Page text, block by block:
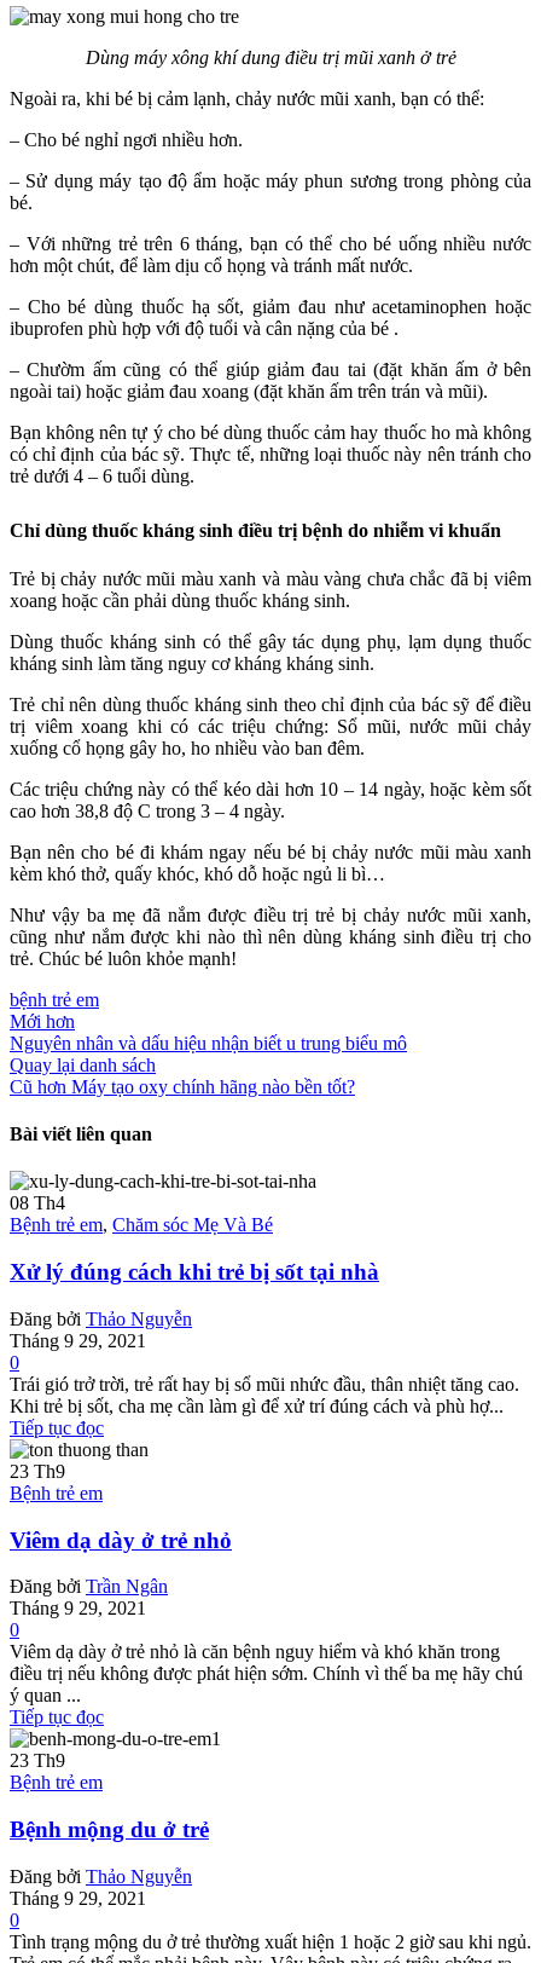
Dùng máy xông khí dung điều trị mũi xanh ở trẻ
Ngoài ra, khi bé bị cảm lạnh, chảy nước mũi xanh, bạn có thể:
– Cho bé nghỉ ngơi nhiều hơn.
– Sử dụng máy tạo độ ẩm hoặc máy phun sương trong phòng của
bé.
– Với những trẻ trên 6 tháng, bạn có thể cho bé uống nhiều nước
hơn một chút, để làm dịu cổ họng và tránh mất nước.
– Cho bé dùng thuốc hạ sốt, giảm đau như acetaminophen hoặc
ibuprofen phù hợp với độ tuổi và cân nặng của bé .
– Chườm ấm cũng có thể giúp giảm đau tai (đặt khăn ấm ở bên
ngoài tai) hoặc giảm đau xoang (đặt khăn ấm trên trán và mũi).
Bạn không nên tự ý cho bé dùng thuốc cảm hay thuốc ho mà không
có chỉ định của bác sỹ. Thực tế, những loại thuốc này nên tránh cho
trẻ dưới 4 – 6 tuổi dùng.
Chỉ dùng thuốc kháng sinh điều trị bệnh do nhiễm vi khuẩn
Trẻ bị chảy nước mũi màu xanh và màu vàng chưa chắc đã bị viêm
xoang hoặc cần phải dùng thuốc kháng sinh.
Dùng thuốc kháng sinh có thể gây tác dụng phụ, lạm dụng thuốc
kháng sinh làm tăng nguy cơ kháng kháng sinh.
Trẻ chỉ nên dùng thuốc kháng sinh theo chỉ định của bác sỹ để điều
trị viêm xoang khi có các triệu chứng: Sổ mũi, nước mũi chảy
xuống cổ họng gây ho, ho nhiều vào ban đêm.
Các triệu chứng này có thể kéo dài hơn 10 – 14 ngày, hoặc kèm sốt
cao hơn 38,8 độ C trong 3 – 4 ngày.
Bạn nên cho bé đi khám ngay nếu bé bị chảy nước mũi màu xanh
kèm khó thở, quấy khóc, khó dỗ hoặc ngủ li bì…
Như vậy ba mẹ đã nắm được điều trị trẻ bị chảy nước mũi xanh,
cũng như nắm được khi nào thì nên dùng kháng sinh điều trị cho
trẻ. Chúc bé luôn khỏe mạnh!
bệnh trẻ em
Mới hơn
Nguyên nhân và dấu hiệu nhận biết u trung biểu mô
Quay lại danh sách
Cũ hơn Máy tạo oxy chính hãng nào bền tốt?
Bài viết liên quan
08 Th4
Bệnh trẻ em, Chăm sóc Mẹ Và Bé
Xử lý đúng cách khi trẻ bị sốt tại nhà
Đăng bởi Thảo Nguyễn
Tháng 9 29, 2021
0
Trái gió trở trời, trẻ rất hay bị sổ mũi nhức đầu, thân nhiệt tăng cao.
Khi trẻ bị sốt, cha mẹ cần làm gì để xử trí đúng cách và phù hợ...
Tiếp tục đọc
23 Th9
Bệnh trẻ em
Viêm dạ dày ở trẻ nhỏ
Đăng bởi Trần Ngân
Tháng 9 29, 2021
0
Viêm dạ dày ở trẻ nhỏ là căn bệnh nguy hiểm và khó khăn trong
điều trị nếu không được phát hiện sớm. Chính vì thế ba mẹ hãy chú
ý quan ...
Tiếp tục đọc
23 Th9
Bệnh trẻ em
Bệnh mộng du ở trẻ
Đăng bởi Thảo Nguyễn
Tháng 9 29, 2021
0
Tình trạng mộng du ở trẻ thường xuất hiện 1 hoặc 2 giờ sau khi ngủ.